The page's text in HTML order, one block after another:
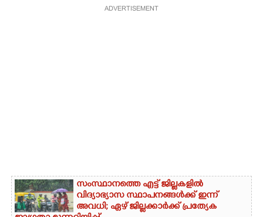
ADVERTISEMENT
സംസ്ഥാനത്തെ എട്ട് ജില്ലകളിൽ
വിദ്യാഭ്യാസ സ്ഥാപനങ്ങൾക്ക് ഇന്ന്
അവധി; ഏഴ് ജില്ലക്കാർക്ക് പ്രത്യേക